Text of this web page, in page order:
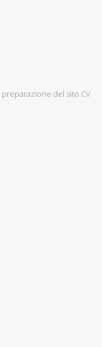
del sito CV